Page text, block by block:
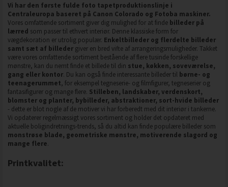
Vi har den første fulde foto tapetproduktionslinje i
Centraleuropa baseret på Canon Colorado og Fotoba maskiner.
Vores omfattende sortiment giver dig mulighed for at finde billeder på
lærred som passer til ethvert interiør. Denne klassiske form for
vægdekoration er utrolig populær. Enkeltbilleder og flerdelte billeder
samt sæt af billeder giver en bred vifte af arrangeringsmuligheder. Takket
være vores omfattende sortiment bestående af flere tusinde forskellige
mønstre, kan du nemt finde et billede til din stue, køkken, soveværelse,
gang eller kontor. Du kan også finde interessante billeder til børne- og
teenagerummet, for eksempel tegneserie- og filmfigurer, tegneserier og
fantasifigurer og mange flere. Stilleben, landskaber, verdenskort,
blomster og planter, bybilleder, abstraktioner, sort-hvide billeder
- dette er blot nogle af de motiver vi har forberedt med dit interiør i tankerne.
Vi opdaterer regelmæssigt vores sortiment og holder det opdateret med
aktuelle boligindretnings-trends, så du altid kan finde populære billeder som
monstrøse blade, geometriske mønstre, motiverende slagord og
mange flere.
Printkvalitet: